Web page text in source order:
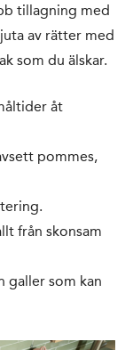
tillagning med
av rätter med
som du älskar.
åt
pommes,
från skonsam
galler som kan